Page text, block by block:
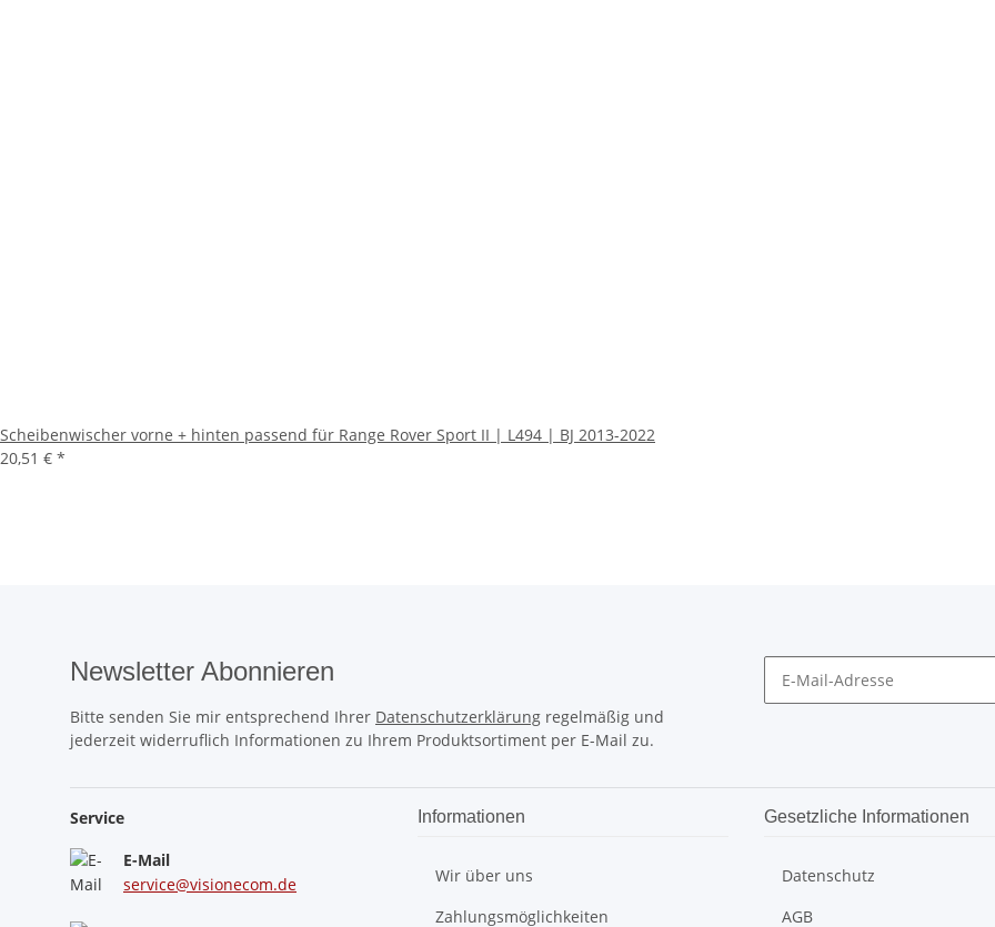
Scheibenwischer vorne + hinten passend für Range Rover Sport II | L494 | BJ 2013-2022
20,51 € *
Newsletter Abonnieren
Bitte senden Sie mir entsprechend Ihrer Datenschutzerklärung regelmäßig und
jederzeit widerruflich Informationen zu Ihrem Produktsortiment per E-Mail zu.
Service
E-Mail
service@visionecom.de
Informationen
Wir über uns
Zahlungsmöglichkeiten
Gesetzliche Informationen
Datenschutz
AGB